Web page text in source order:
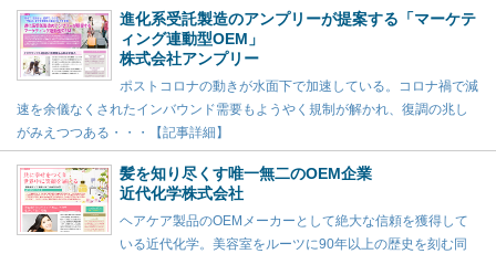
進化系受託製造のアンプリーが提案する「マーケテ
ィング連動型OEM」
株式会社アンプリー
ポストコロナの動きが水面下で加速している。コロナ禍で減
速を余儀なくされたインバウンド需要もようやく規制が解かれ、復調の兆し
がみえつつある・・・【記事詳細】
髪を知り尽くす唯一無二のOEM企業
近代化学株式会社
ヘアケア製品のOEMメーカーとして絶大な信頼を獲得して
いる近代化学。美容室をルーツに90年以上の歴史を刻む同